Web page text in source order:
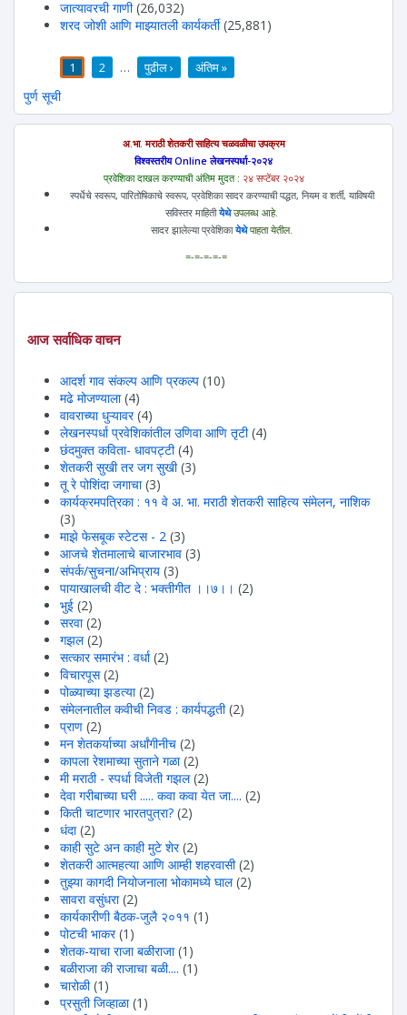
जात्यावरची गाणी (26,032)
शरद जोशी आणि माझ्यातली कार्यकर्ती (25,881)
1 2 … पुढील › अंतिम »
पुर्ण सूची
अ.भा. मराठी शेतकरी साहित्य चळवळीचा उपक्रम
विश्वस्तरीय Online लेखनस्पर्धा-२०२४
प्रवेशिका दाखल करण्याची अंतिम मुदत : २४ सप्टेंबर २०२४
स्पर्धेचे स्वरूप, पारितोषिकाचे स्वरूप, प्रवेशिका सादर करण्याची पद्धत, नियम व शर्ती, याविषयी
सविस्तर माहितीयेथेउपलब्ध आहे.
सादर झालेल्या प्रवेशिकायेथेपाहता येतील.
=-=-=-=-=
आज सर्वाधिक वाचन
आदर्श गाव संकल्प आणि प्रकल्प (10)
मढे मोजण्याला (4)
वावराच्या धुऱ्यावर(4)
लेखनस्पर्धा प्रवेशिकांतील उणिवा आणि तृटी (4)
छंदमुक्त कविता- धावपट्टी (4)
शेतकरी सुखी तर जग सुखी (3)
तू रे पोशिंदा जगाचा(3)
कार्यक्रमपत्रिका : ११ वे अ. भा. मराठी शेतकरी साहित्य संमेलन, नाशिक
(3)
माझे फेसबूक स्टेटस - 2 (3)
आजचे शेतमालाचे बाजारभाव (3)
संपर्क/सुचना/अभिप्राय (3)
पायाखालची वीट दे : भक्तीगीत ।।७।। (2)
भुई (2)
सरवा(2)
गझल (2)
सत्कार समारंभ : वर्धा (2)
विचारपूस (2)
पोळ्याच्या झडत्या (2)
संमेलनातील कवीची निवड : कार्यपद्धती (2)
प्राण (2)
मन शेतकर्याच्या अर्धांगीनीच (2)
कापला रेशमाच्या सुताने गळा (2)
मी मराठी - स्पर्धा विजेती गझल (2)
देवा गरीबाच्या घरी ..... कवा कवा येत जा.... (2)
किती चाटणार भारतपुत्रा? (2)
धंदा (2)
काही सुटे अन काही मुटे शेर (2)
शेतकरी आत्महत्या आणि आम्ही शहरवासी (2)
तुझ्या कागदी नियोजनाला भोकामध्ये घाल (2)
सावरा वसुंधरा(2)
कार्यकारीणी बैठक-जुलै २०११ (1)
पोटची भाकर (1)
शेतक-याचा राजा बळीराजा (1)
बळीराजा की राजाचा बळी.... (1)
चारोळी (1)
प्रसुती जिव्हाळा (1)